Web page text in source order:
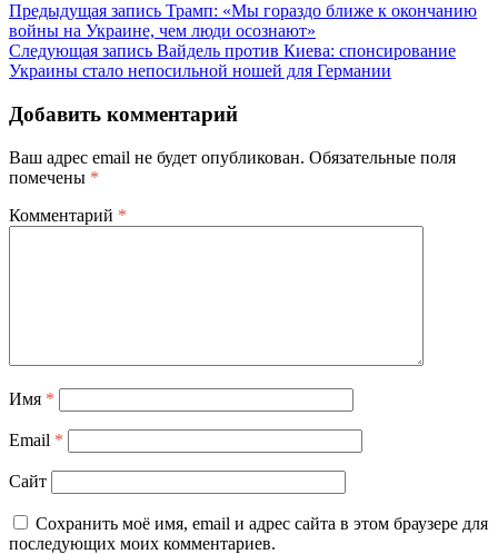
Предыдущая запись Трамп: «Мы гораздо ближе к окончанию
войны на Украине, чем люди осознают»
Следующая запись Вайдель против Киева: спонсирование
Украины стало непосильной ношей для Германии
Добавить комментарий
Ваш адрес email не будет опубликован. Обязательные поля
помечены *
Комментарий *
Имя *
Email *
Сайт
Сохранить моё имя, email и адрес сайта в этом браузере для
последующих моих комментариев.